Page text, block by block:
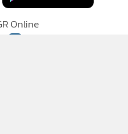
มากมายพร้อมให้ระบบนิเวศ
รถสัมผัสกับประสิทธิภาพ
Online